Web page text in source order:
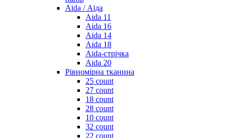
Aida / Аіда
Aida 11
Aida 16
Aida 14
Aida 18
Aida-стрічка
Aida 20
Рівномірна тканина
25 count
27 count
18 count
28 count
10 count
32 count
22 count